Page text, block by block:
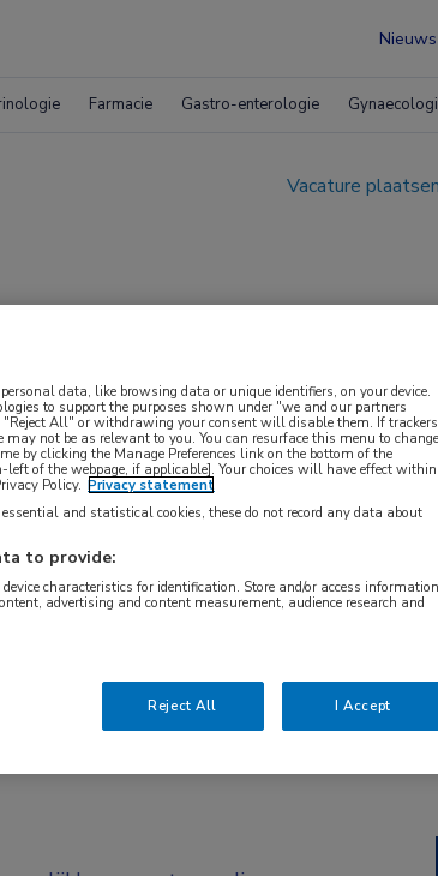
Nieuws
Farmacie Gastro-enterologie
Vacature plaatsen
Tijdelijk met uitzicht op
data, like browsing data or unique identifiers, on your device.
to support the purposes shown under "we and our partners
"Reject All" or withdrawing your consent will disable them. If trackers
may not be as relevant to you. You can resurface this menu to change
by clicking the Manage Preferences link on the bottom of the
of the webpage, if applicable]. Your choices will have effect within
Policy. Privacy statement
and statistical cookies, these do not record any data about
to provide:
characteristics for identification. Store and/or access information
advertising and content measurement, audience research and
Reject All I Accept